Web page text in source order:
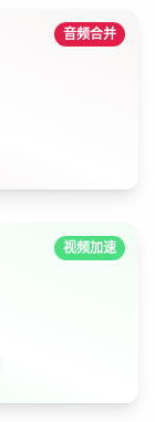
音频合并
视频加速